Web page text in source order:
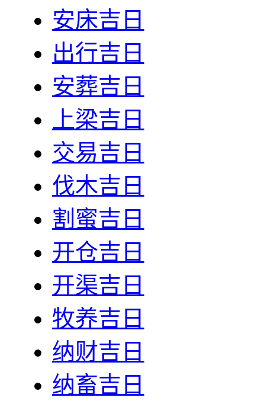
安床吉日
出行吉日
安葬吉日
上梁吉日
交易吉日
伐木吉日
割蜜吉日
开仓吉日
开渠吉日
牧养吉日
纳财吉日
纳畜吉日